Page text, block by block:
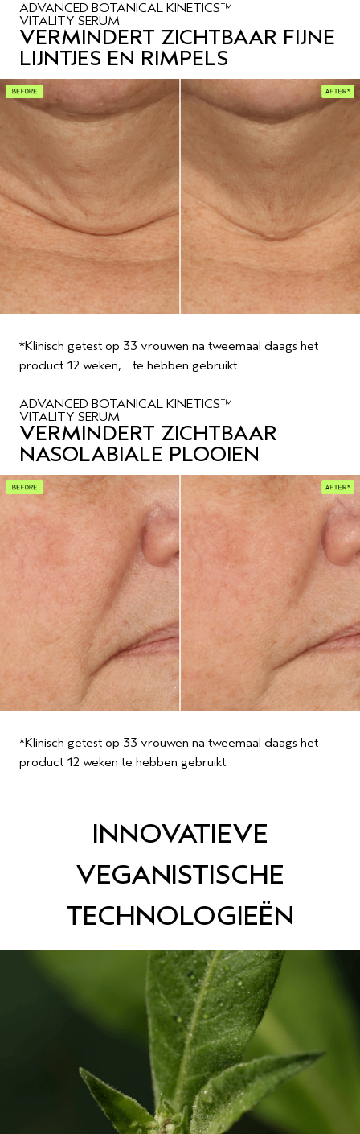
ADVANCED BOTANICAL KINETICS™
VITALITY SERUM
VERMINDERT ZICHTBAAR FIJNE
LIJNTJES EN RIMPELS
*Klinisch getest op 33 vrouwen na tweemaal daags het
product 12 weken, te hebben gebruikt.
ADVANCED BOTANICAL KINETICS™
VITALITY SERUM
VERMINDERT ZICHTBAAR
NASOLABIALE PLOOIEN
*Klinisch getest op 33 vrouwen na tweemaal daags het
product 12 weken te hebben gebruikt.
INNOVATIEVE
VEGANISTISCHE
TECHNOLOGIEËN